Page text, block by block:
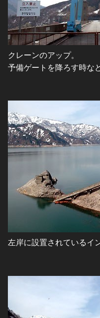
クレーンのアップ。
予備ゲートを降ろす時な
左岸に設置されているイ